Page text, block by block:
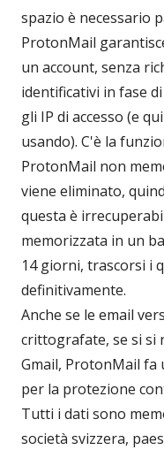
spazio è necessario
ProtonMail
un account, senza
identificativi in fase
gli IP di accesso (e
usando). C'è la
ProtonMail non
viene eliminato,
questa è
memorizzata in un
14 giorni, trascorsi i
definitivamente.
Anche se le email
crittografate, se si si
Gmail, ProtonMail fa
per la protezione
Tutti i dati sono
società svizzera,